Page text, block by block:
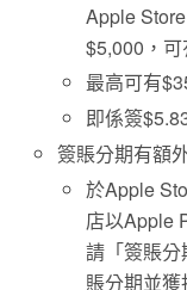
Apple
$5,000，
最高可有
即係簽
簽賬分期有額
於Apple
店以Apple
請「簽賬
賬分期並